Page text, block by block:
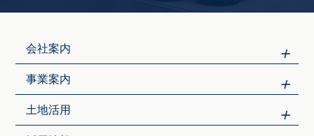
会社案内
事業案内
土地活用